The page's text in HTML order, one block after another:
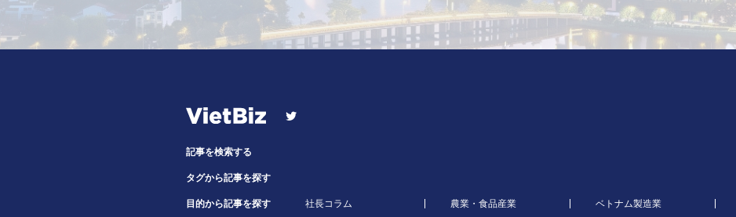
記事を検索する
タグから記事を探す
目的から記事を探す 社長コラム 農業・食品産業 ベトナム製造業